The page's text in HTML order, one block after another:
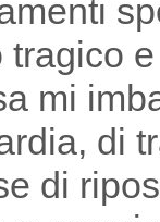
tragico
mi
di
di